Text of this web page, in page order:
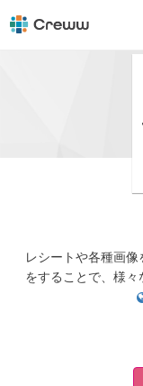
レシートや各種画
をすることで、様々
いたものがお金に